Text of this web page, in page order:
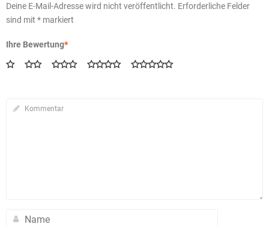
Deine E-Mail-Adresse wird nicht veröffentlicht. Erforderliche Felder
sind mit * markiert
Ihre Bewertung*